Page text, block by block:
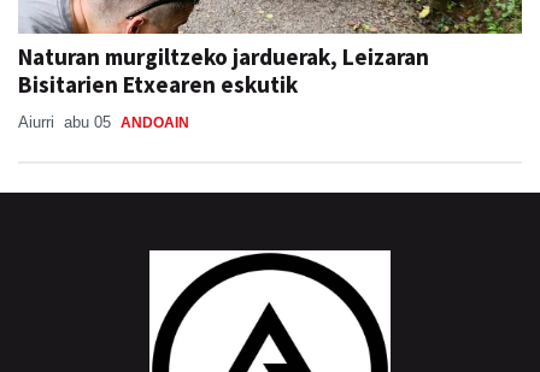
Naturan murgiltzeko jarduerak, Leizaran
Bisitarien Etxearen eskutik
Aiurri abu 05 ANDOAIN